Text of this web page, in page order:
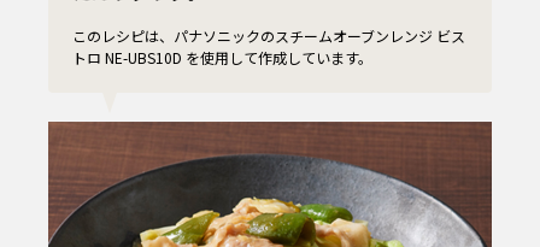
このレシピは、パナソニックのスチームオーブンレンジ ビス
トロ NE-UBS10D を使用して作成しています。